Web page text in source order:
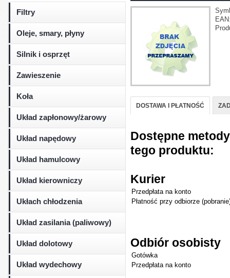
Filtry
Oleje, smary, płyny
Silnik i osprzęt
Zawieszenie
Koła
Układ zapłonowy/żarowy
Układ napędowy
Układ hamulcowy
Układ kierowniczy
Ukłach chłodzenia
Układ zasilania (paliwowy)
Układ dolotowy
Układ wydechowy
DOSTAWA I PŁATNOŚĆ
Dostępne
tego produktu:
Kurier
Przedpłata na konto
Płatność przy odbiorze
Odbiór osobisty
Gotówka
Przedpłata na konto